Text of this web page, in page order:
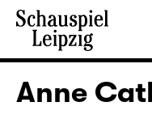
Anne